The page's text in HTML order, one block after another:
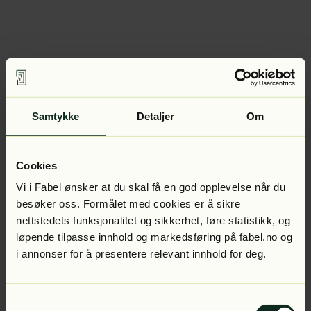
Samtykke Detaljer Om
Cookies
Vi i Fabel ønsker at du skal få en god opplevelse når du
besøker oss. Formålet med cookies er å sikre
nettstedets funksjonalitet og sikkerhet, føre statistikk, og
løpende tilpasse innhold og markedsføring på fabel.no og
i annonser for å presentere relevant innhold for deg.